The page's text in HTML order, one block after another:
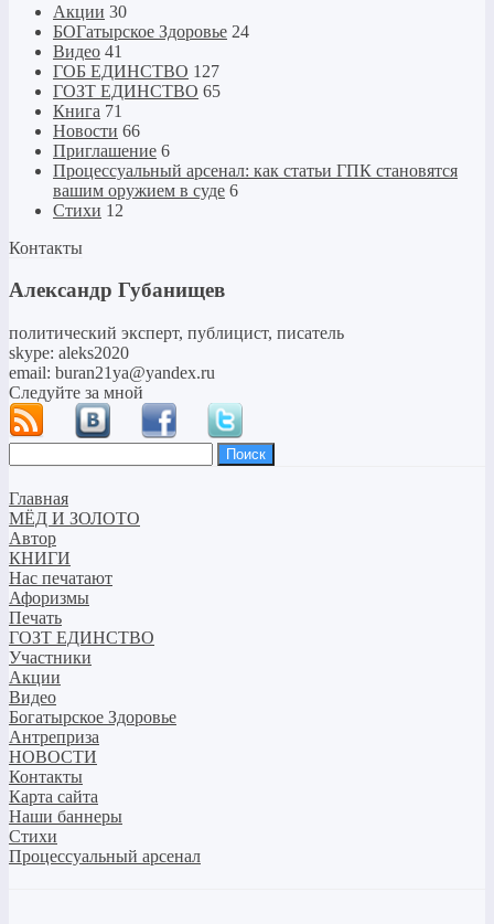
Акции 30
БОГатырское Здоровье 24
Видео 41
ГОБ ЕДИНСТВО 127
ГОЗТ ЕДИНСТВО 65
Книга 71
Новости 66
Приглашение 6
Процессуальный арсенал: как статьи ГПК становятся
вашим оружием в суде 6
Стихи 12
Контакты
Александр Губанищев
политический эксперт, публицист, писатель
skype: aleks2020
email: buran21ya@yandex.ru
Следуйте за мной
Главная
МЁД И ЗОЛОТО
Автор
КНИГИ
Нас печатают
Афоризмы
Печать
ГОЗТ ЕДИНСТВО
Участники
Акции
Видео
Богатырское Здоровье
Антреприза
НОВОСТИ
Контакты
Карта сайта
Наши баннеры
Стихи
Процессуальный арсенал